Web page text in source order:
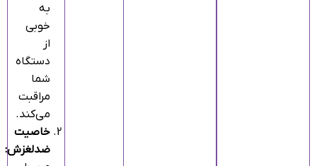
به
خوبی
از
دستگاه
شما
مراقبت
می‌کند.
خاصیت
ضدلغزش: